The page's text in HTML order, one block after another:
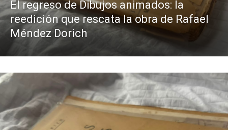
El regreso de Dibujos animados: la
reedición que rescata la obra de Rafael
Méndez Dorich